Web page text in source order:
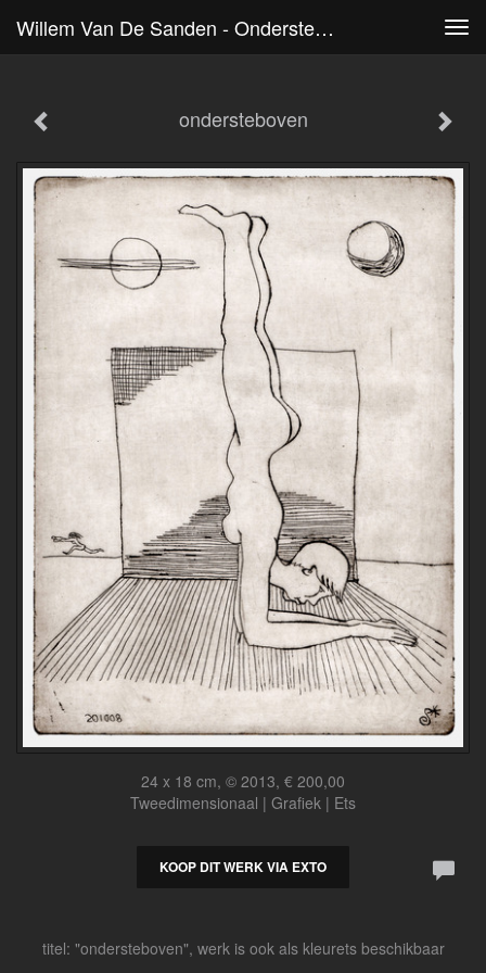
Willem Van De Sanden - Ondersteboven
ondersteboven
24 x 18 cm, © 2013, € 200,00
Tweedimensionaal | Grafiek | Ets
KOOP DIT WERK VIA EXTO
titel: "ondersteboven", werk is ook als kleurets beschikbaar